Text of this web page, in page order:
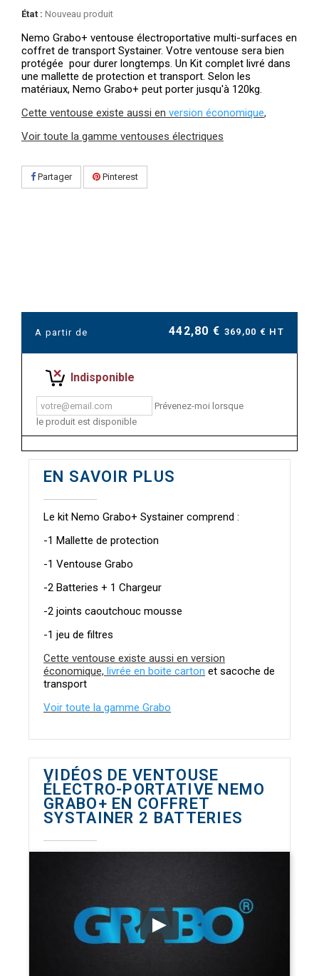
État : Nouveau produit
Nemo Grabo+ ventouse électroportative multi-surfaces en
coffret de transport Systainer. Votre ventouse sera bien
protégée pour durer longtemps. Un Kit complet livré dans
une mallette de protection et transport. Selon les
matériaux, Nemo Grabo+ peut porter jusqu'à 120kg.
Cette ventouse existe aussi en version économique,
Voir toute la gamme ventouses électriques
Partager Pinterest
A partir de 442,80 € 369,00 € HT
Indisponible
Prévenez-moi lorsque
le produit est disponible
EN SAVOIR PLUS
Le kit Nemo Grabo+ Systainer comprend :
-1 Mallette de protection
-1 Ventouse Grabo
-2 Batteries + 1 Chargeur
-2 joints caoutchouc mousse
-1 jeu de filtres
Cette ventouse existe aussi en version
économique, livrée en boite carton et sacoche de
transport
Voir toute la gamme Grabo
VIDÉOS DE VENTOUSE
ÉLECTRO-PORTATIVE NEMO
GRABO+ EN COFFRET
SYSTAINER 2 BATTERIES